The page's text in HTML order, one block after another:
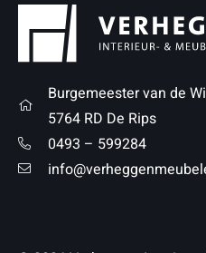
Burgemeester van de
5764 RD De Rips
0493 – 599284